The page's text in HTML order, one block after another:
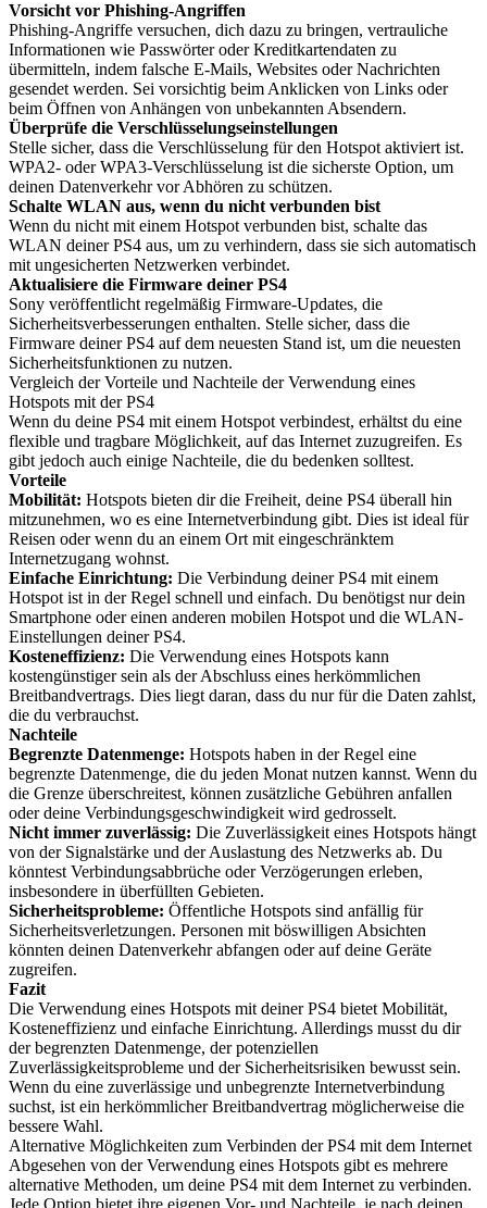
Vorsicht vor Phishing-Angriffen
Phishing-Angriffe versuchen, dich dazu zu bringen, vertrauliche
Informationen wie Passwörter oder Kreditkartendaten zu
übermitteln, indem falsche E-Mails, Websites oder Nachrichten
gesendet werden. Sei vorsichtig beim Anklicken von Links oder
beim Öffnen von Anhängen von unbekannten Absendern.
Überprüfe die Verschlüsselungseinstellungen
Stelle sicher, dass die Verschlüsselung für den Hotspot aktiviert ist.
WPA2- oder WPA3-Verschlüsselung ist die sicherste Option, um
deinen Datenverkehr vor Abhören zu schützen.
Schalte WLAN aus, wenn du nicht verbunden bist
Wenn du nicht mit einem Hotspot verbunden bist, schalte das
WLAN deiner PS4 aus, um zu verhindern, dass sie sich automatisch
mit ungesicherten Netzwerken verbindet.
Aktualisiere die Firmware deiner PS4
Sony veröffentlicht regelmäßig Firmware-Updates, die
Sicherheitsverbesserungen enthalten. Stelle sicher, dass die
Firmware deiner PS4 auf dem neuesten Stand ist, um die neuesten
Sicherheitsfunktionen zu nutzen.
Vergleich der Vorteile und Nachteile der Verwendung eines
Hotspots mit der PS4
Wenn du deine PS4 mit einem Hotspot verbindest, erhältst du eine
flexible und tragbare Möglichkeit, auf das Internet zuzugreifen. Es
gibt jedoch auch einige Nachteile, die du bedenken solltest.
Vorteile
Mobilität: Hotspots bieten dir die Freiheit, deine PS4 überall hin
mitzunehmen, wo es eine Internetverbindung gibt. Dies ist ideal für
Reisen oder wenn du an einem Ort mit eingeschränktem
Internetzugang wohnst.
Einfache Einrichtung: Die Verbindung deiner PS4 mit einem
Hotspot ist in der Regel schnell und einfach. Du benötigst nur dein
Smartphone oder einen anderen mobilen Hotspot und die WLAN-
Einstellungen deiner PS4.
Kosteneffizienz: Die Verwendung eines Hotspots kann
kostengünstiger sein als der Abschluss eines herkömmlichen
Breitbandvertrags. Dies liegt daran, dass du nur für die Daten zahlst,
die du verbrauchst.
Nachteile
Begrenzte Datenmenge: Hotspots haben in der Regel eine
begrenzte Datenmenge, die du jeden Monat nutzen kannst. Wenn du
die Grenze überschreitest, können zusätzliche Gebühren anfallen
oder deine Verbindungsgeschwindigkeit wird gedrosselt.
Nicht immer zuverlässig: Die Zuverlässigkeit eines Hotspots hängt
von der Signalstärke und der Auslastung des Netzwerks ab. Du
könntest Verbindungsabbrüche oder Verzögerungen erleben,
insbesondere in überfüllten Gebieten.
Sicherheitsprobleme: Öffentliche Hotspots sind anfällig für
Sicherheitsverletzungen. Personen mit böswilligen Absichten
könnten deinen Datenverkehr abfangen oder auf deine Geräte
zugreifen.
Fazit
Die Verwendung eines Hotspots mit deiner PS4 bietet Mobilität,
Kosteneffizienz und einfache Einrichtung. Allerdings musst du dir
der begrenzten Datenmenge, der potenziellen
Zuverlässigkeitsprobleme und der Sicherheitsrisiken bewusst sein.
Wenn du eine zuverlässige und unbegrenzte Internetverbindung
suchst, ist ein herkömmlicher Breitbandvertrag möglicherweise die
bessere Wahl.
Alternative Möglichkeiten zum Verbinden der PS4 mit dem Internet
Abgesehen von der Verwendung eines Hotspots gibt es mehrere
alternative Methoden, um deine PS4 mit dem Internet zu verbinden.
Jede Option bietet ihre eigenen Vor- und Nachteile, je nach deinen